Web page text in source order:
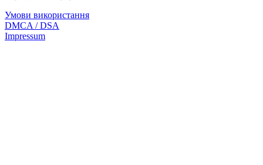
Умови використання
DMCA / DSA
Impressum